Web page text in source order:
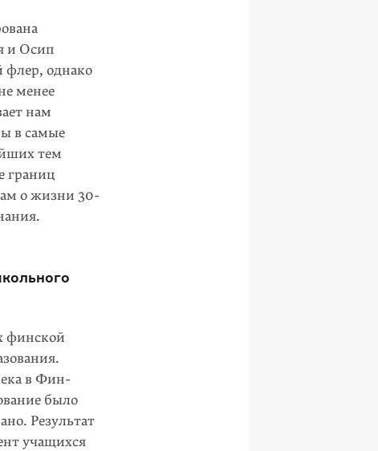
и Осип
флер, однако
менее
нам
в самые
тем
границ
о жизни 30-
финской
в Фин­
было
Результат
учащихся